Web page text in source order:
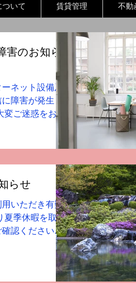
いて 賃貸管理 不動
のお知ら
ネット設備及
障害が発生し
ご迷惑をおか
お客様は、弊
らせ
いただき有難
夏季休暇を取ら
認ください。
～2023年8月16
なります。 ＴＥ